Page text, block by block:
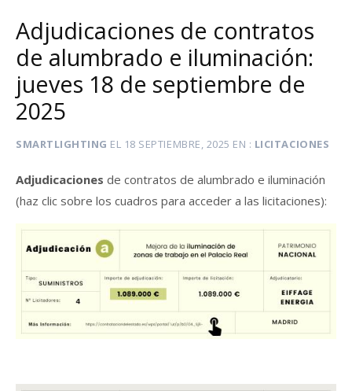
Adjudicaciones de contratos
de alumbrado e iluminación:
jueves 18 de septiembre de
2025
SMARTLIGHTING EL 18 SEPTIEMBRE, 2025 EN LICITACIONES
Adjudicaciones de contratos de alumbrado e iluminación
(haz clic sobre los cuadros para acceder a las licitaciones):